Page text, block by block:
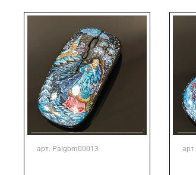
Подарки брокеру
Подарки директору/руководителю
арт. Palgbm00013 арт.